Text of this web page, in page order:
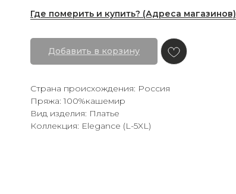
Где померить и купить? (Адреса магазинов)
Добавить в корзину
Страна происхождения: Россия
Пряжа: 100%кашемир
Вид изделия: Платье
Коллекция: Elegance (L-5XL)